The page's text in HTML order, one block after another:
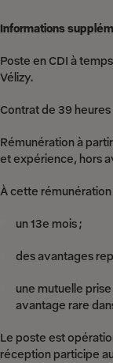
Informations
Poste en CDI à
Vélizy.
Contrat de 39
Rémunération à
et expérience, hors
À cette rémunération
un 13e mois ;
des avantages
une mutuelle prise
avantage rare
Le poste est
réception participe